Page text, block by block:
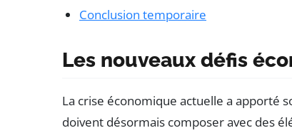
Conclusion temporaire
Les nouveaux défis
La crise économique actuelle a apporté
doivent désormais composer avec des